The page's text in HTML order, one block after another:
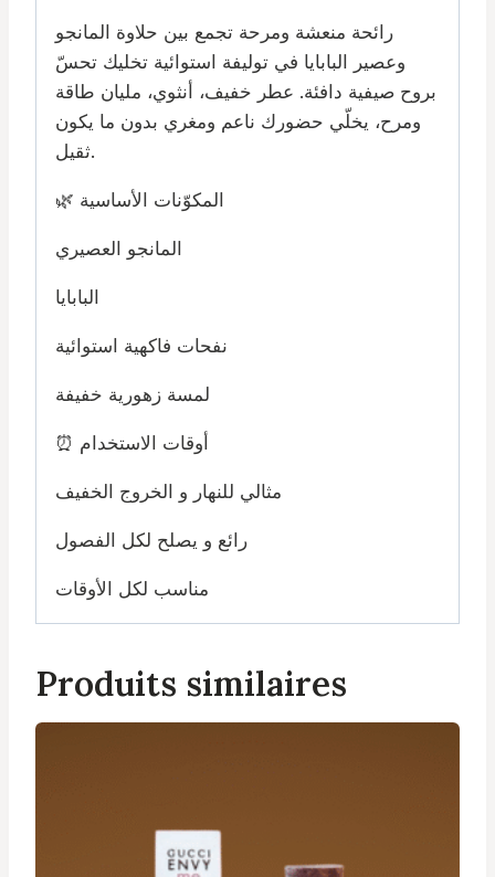
رائحة منعشة ومرحة تجمع بين حلاوة المانجو
وعصير البابايا في توليفة استوائية تخليك تحسّ
بروح صيفية دافئة. عطر خفيف، أنثوي، مليان طاقة
ومرح، يخلّي حضورك ناعم ومغري بدون ما يكون
ثقيل.
🌿 المكوّنات الأساسية
المانجو العصيري
البابايا
نفحات فاكهية استوائية
لمسة زهورية خفيفة
⏰ أوقات الاستخدام
مثالي للنهار و الخروج الخفيف
رائع و يصلح لكل الفصول
مناسب لكل الأوقات
Produits similaires